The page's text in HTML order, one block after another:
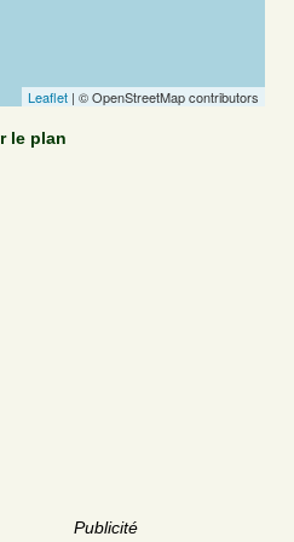
Leaflet | © OpenStreetMap contributors
le plan
Publicité